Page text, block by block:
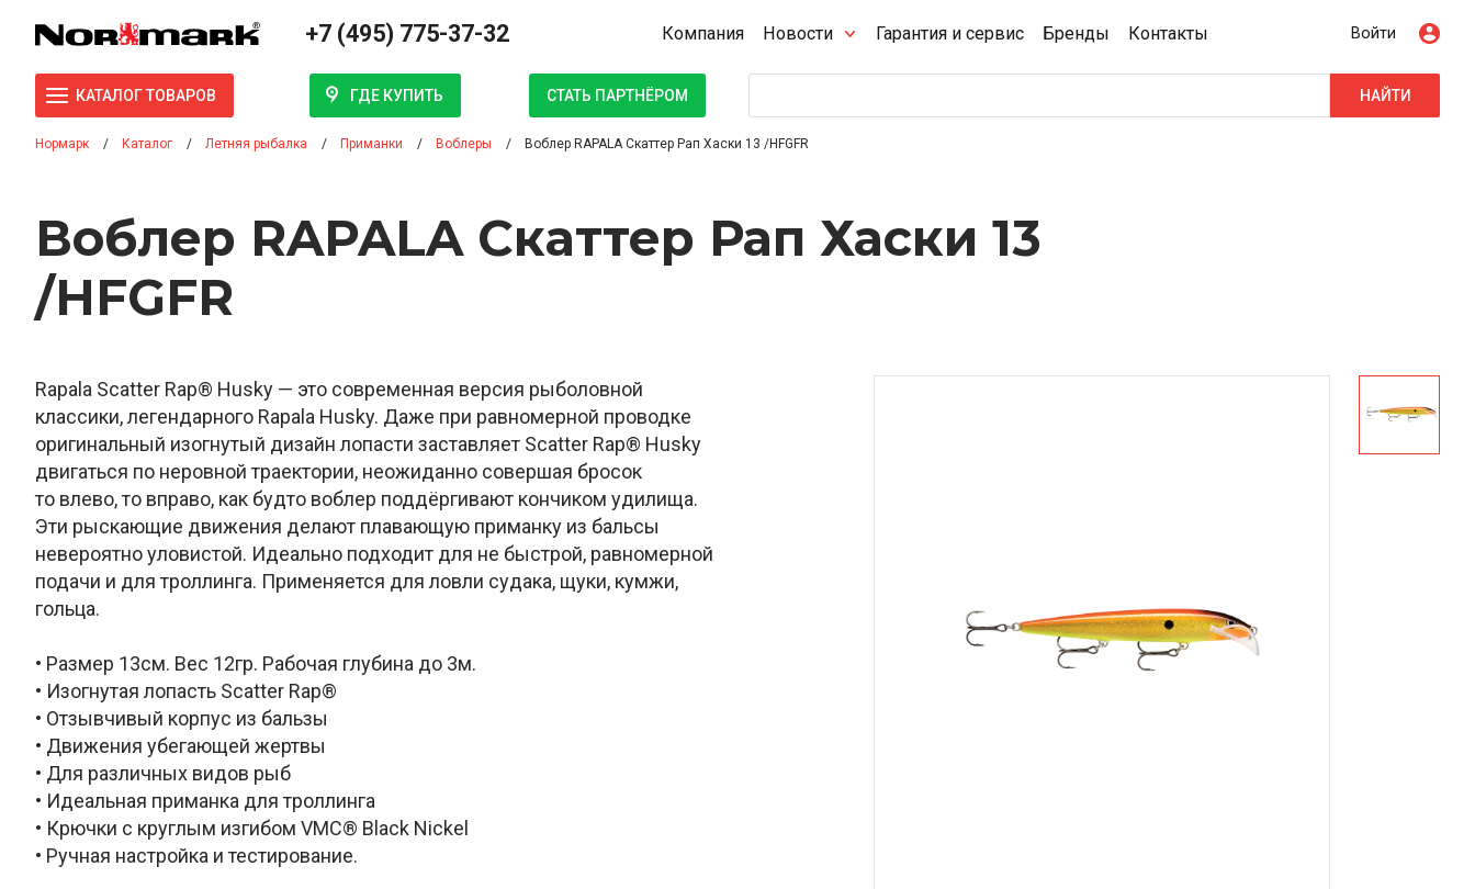
+7 (495) 775-37-32 Компания Новости Гарантия и сервис Бренды Контакты Войти
КАТАЛОГ ТОВАРОВ ГДЕ КУПИТЬ СТАТЬ ПАРТНЁРОМ НАЙТИ
Нормарк Каталог Летняя рыбалка Приманки Воблеры Воблер RAPALA Скаттер Рап Хаски 13 /HFGFR
Воблер RAPALA Скаттер Рап Хаски 13
/HFGFR
Rapala Scatter Rap® Husky — это современная версия рыболовной
классики, легендарного Rapala Husky. Даже при равномерной проводке
оригинальный изогнутый дизайн лопасти заставляет Scatter Rap® Husky
двигаться по неровной траектории, неожиданно совершая бросок
то влево, то вправо, как будто воблер поддёргивают кончиком удилища.
Эти рыскающие движения делают плавающую приманку из бальсы
невероятно уловистой. Идеально подходит для не быстрой, равномерной
подачи и для троллинга. Применяется для ловли судака, щуки, кумжи,
гольца.
• Размер 13см. Вес 12гр. Рабочая глубина до 3м.
• Изогнутая лопасть Scatter Rap®
• Отзывчивый корпус из бальзы
• Движения убегающей жертвы
• Для различных видов рыб
• Идеальная приманка для троллинга
• Крючки с круглым изгибом VMC® Black Nickel
• Ручная настройка и тестирование.